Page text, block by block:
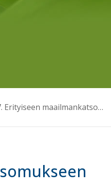
7. Erityiseen maailmankatsomukseen tai kasvatusopilliseen järjestelmään perustuva esiopetus